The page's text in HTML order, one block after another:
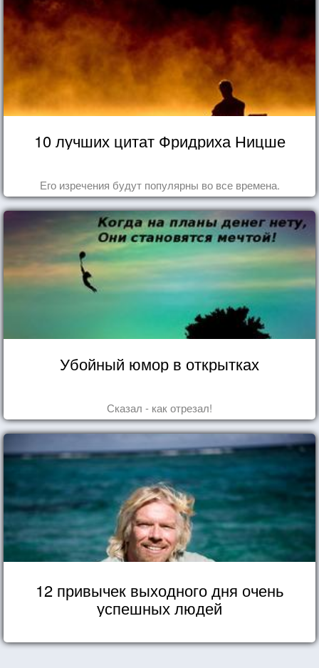
10 лучших цитат Фридриха Ницше
Его изречения будут популярны во все времена.
Убойный юмор в открытках
Сказал - как отрезал!
12 привычек выходного дня очень
успешных людей